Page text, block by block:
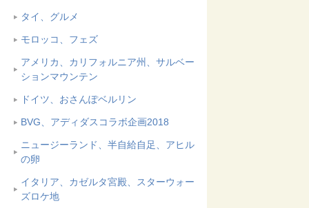
タイ、グルメ
モロッコ、フェズ
アメリカ、カリフォルニア州、サルベー
ションマウンテン
ドイツ、おさんぽベルリン
BVG、アディダスコラボ企画2018
ニュージーランド、半自給自足、アヒル
の卵
イタリア、カゼルタ宮殿、スターウォー
ズロケ地